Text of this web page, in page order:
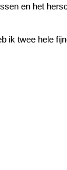
en het
ik twee hele